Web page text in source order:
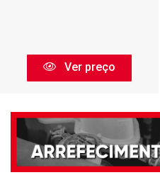
Ver preço